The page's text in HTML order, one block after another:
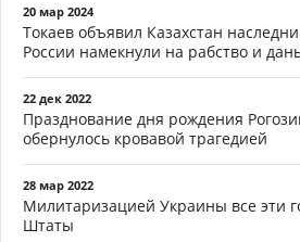
20 мар 2024
Токаев объявил Казахстан
России намекнули на рабство и
22 дек 2022
Празднование дня рождения
обернулось кровавой трагедией
28 мар 2022
Милитаризацией Украины все эти
Штаты